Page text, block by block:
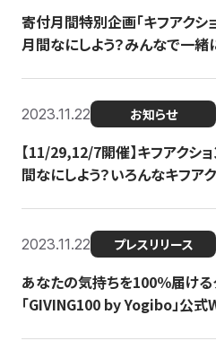
寄付月間特別企画「キフアクシ
月間なにしよう？みんなで一緒
2023.11.22 お知らせ
【11/29,12/7開催】キフアクシ
間なにしよう？いろんなキフア
2023.11.22 プレスリリース
あなたの気持ちを100％届ける
「GIVING100 by Yogibo」公式